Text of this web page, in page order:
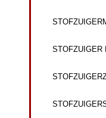
STOFZUIGER